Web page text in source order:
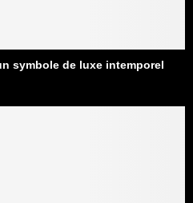
symbole de luxe intemporel